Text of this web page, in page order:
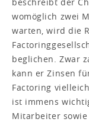
womöglich zwei
warten, wird die
beglichen. Zwar
kann er Zinsen
Factoring
ist immens
Mitarbeiter